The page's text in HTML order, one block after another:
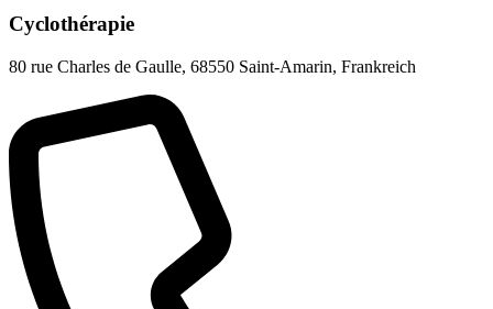
Cyclothérapie
80 rue Charles de Gaulle, 68550 Saint-Amarin, Frankreich